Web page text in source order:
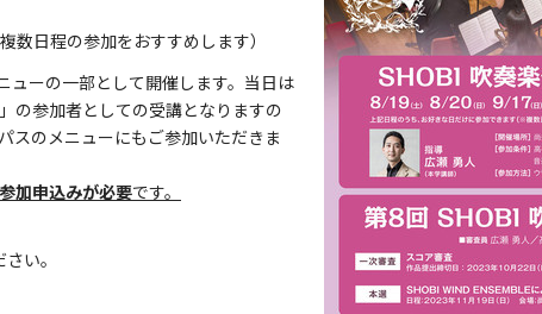
日程の参加をおすすめします）
ーの一部として開催します。当日は
の参加者としての受講となりますの
スのメニューにもご参加いただきま
加申込みが必要です。
い。